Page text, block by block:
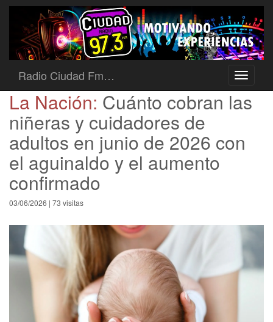
Toggle
Radio Ciudad Fm…
La Nación: Cuánto cobran las
niñeras y cuidadores de
adultos en junio de 2026 con
el aguinaldo y el aumento
confirmado
03/06/2026 | 73 visitas